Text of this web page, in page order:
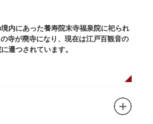
内にあった養寿院末寺福泉院に祀られ
寺が廃寺になり、現在は江戸百観音の
遷つされています。